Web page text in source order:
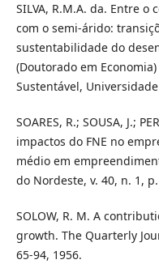
SILVA, R.M.A. da. Entre o
com o semi-árido:
sustentabilidade do
(Doutorado em
Sustentável,
SOARES, R.; SOUSA, J.;
impactos do FNE no
médio em
do Nordeste, v. 40, n. 1,
SOLOW, R. M. A
growth. The Quarterly
65-94, 1956.